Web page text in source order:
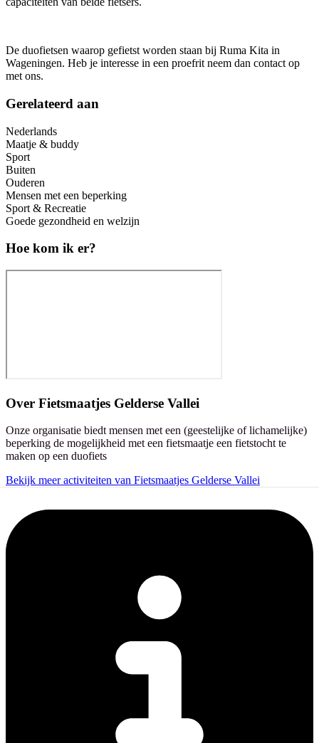
De duofietsen waarop gefietst worden staan bij Ruma Kita in
Wageningen. Heb je interesse in een proefrit neem dan contact op
met ons.
Gerelateerd aan
Nederlands
Maatje & buddy
Sport
Buiten
Ouderen
Mensen met een beperking
Sport & Recreatie
Goede gezondheid en welzijn
Hoe kom ik er?
Over Fietsmaatjes Gelderse Vallei
Onze organisatie biedt mensen met een (geestelijke of lichamelijke)
beperking de mogelijkheid met een fietsmaatje een fietstocht te
maken op een duofiets
Bekijk meer activiteiten van Fietsmaatjes Gelderse Vallei